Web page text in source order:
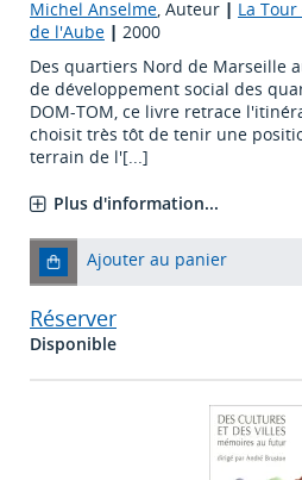
Michel Anselme, Auteur | La
de l'Aube | 2000
Des quartiers Nord de Marseille
de développement social des
DOM-TOM, ce livre retrace
choisit très tôt de tenir une
terrain de l'[...]
Plus d'information...
Ajouter au panier
Réserver
Disponible